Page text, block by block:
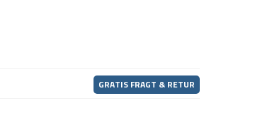
GRATIS FRAGT & RETUR